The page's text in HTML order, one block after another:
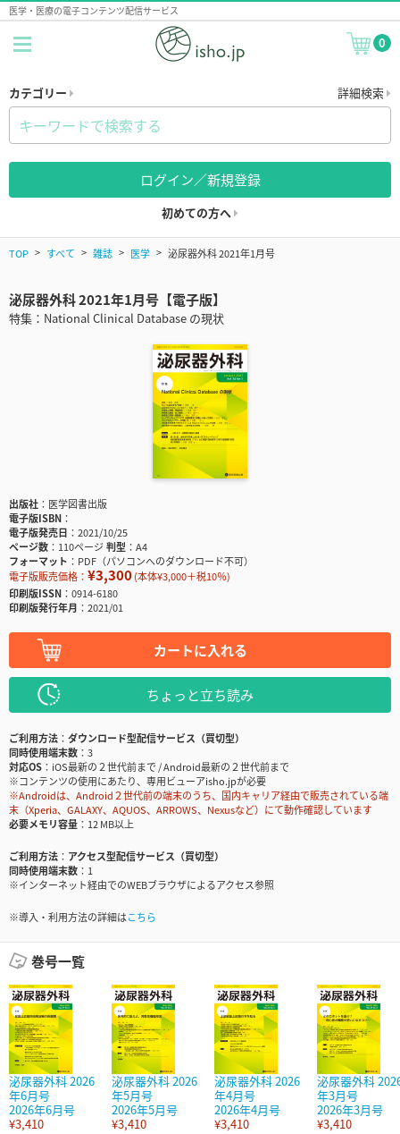
医学・医療の電子コンテンツ配信サービス
0
カテゴリー 詳細検索
ログイン／新規登録
初めての方へ
TOP すべて 雑誌 医学 泌尿器外科 2021年1月号
泌尿器外科 2021年1月号【電子版】
特集：National Clinical Database の現状
出版社
医学図書出版
電子版ISBN
電子版発売日
2021/10/25
ページ数
110ページ判型
A4
フォーマット
PDF（パソコンへのダウンロード不可）
電子版販売価格： ¥3,300(本体¥3,000＋税10％)
印刷版ISSN
0914-6180
印刷版発行年月
2021/01
カートに入れる
ちょっと立ち読み
ご利用方法
ダウンロード型配信サービス（買切型）
同時使用端末数
3
対応OS
iOS最新の２世代前まで / Android最新の２世代前まで
※コンテンツの使用にあたり、専用ビューアisho.jpが必要
※Androidは、Android２世代前の端末のうち、国内キャリア経由で販売されている端
末（Xperia、GALAXY、AQUOS、ARROWS、Nexusなど）にて動作確認しています
必要メモリ容量
12 MB以上
ご利用方法
アクセス型配信サービス（買切型）
同時使用端末数
1
※インターネット経由でのWEBブラウザによるアクセス参照
※導入・利用方法の詳細はこちら
巻号一覧
泌尿器外科 2026
年6月号
2026年6月号
¥3,410
泌尿器外科 2026
年5月号
2026年5月号
¥3,410
泌尿器外科 2026
年4月号
2026年4月号
¥3,410
泌尿器外科
年3月号
2026年3月号
¥3,410